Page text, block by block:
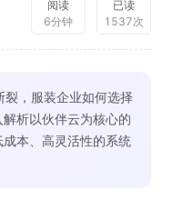
阅读
6分钟
已读
1537次
，服装企业如何选择
析以伙伴云为核心的
本、高灵活性的系统